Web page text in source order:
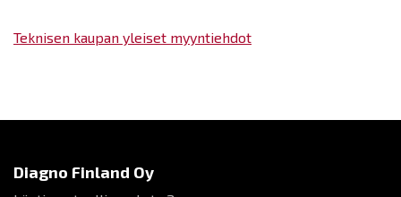
Teknisen kaupan yleiset myyntiehdot
Diagno Finland Oy